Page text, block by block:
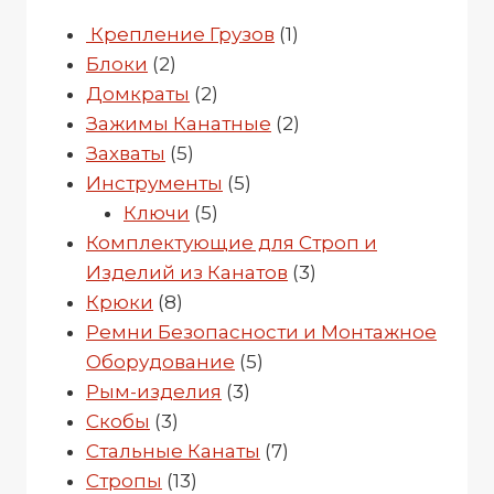
Крепление Грузов 11
Блоки 22
товара
Домкраты 22
товара
Зажимы Канатные 22
Захваты 55
товаров
Инструменты 55
Ключи 55
товаров
Комплектующие для Строп и
Изделий из Канатов 33
Крюки 88
товаров
Ремни Безопасности и Монтажное
Оборудование 55
Рым-изделия 33
Скобы 33
товара
Стальные Канаты 77
Стропы 1313